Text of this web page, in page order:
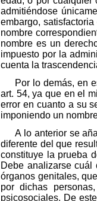
admitiéndose
embargo,
nombre
nombre es un
impuesto por la
cuenta la
Por lo demás, en
art. 54, ya que en el
error en cuanto a su
imponiendo un
A lo anterior se
diferente del que
constituye la prueba
Debe analizarse
órganos genitales,
por dichas
psicosociales. De